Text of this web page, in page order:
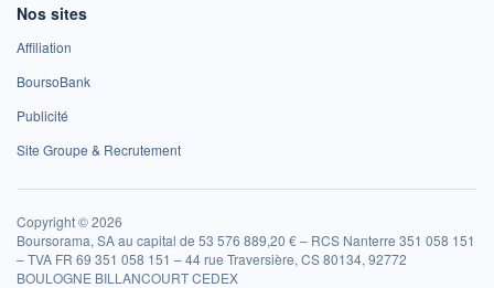
Nos sites
Affiliation
BoursoBank
Publicité
Site Groupe & Recrutement
Copyright © 2026
Boursorama, SA au capital de 53 576 889,20 € – RCS Nanterre 351 058 151
– TVA FR 69 351 058 151 – 44 rue Traversière, CS 80134, 92772
BOULOGNE BILLANCOURT CEDEX